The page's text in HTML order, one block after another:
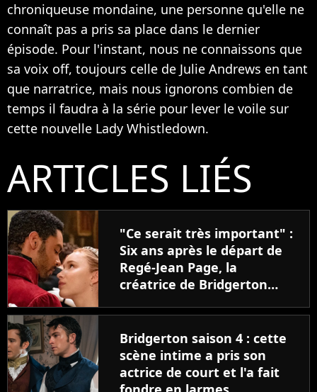
chroniqueuse mondaine, une personne qu'elle ne
connaît pas a pris sa place dans le dernier
épisode. Pour l'instant, nous ne connaissons que
sa voix off, toujours celle de Julie Andrews en tant
que narratrice, mais nous ignorons combien de
temps il faudra à la série pour lever le voile sur
cette nouvelle Lady Whistledown.
ARTICLES LIÉS
"Ce serait très important" :
Six ans après le départ de
Regé-Jean Page, la
créatrice de Bridgerton
Simon et Daphne dans la
suite
Bridgerton saison 4 : cette
scène intime a pris son
actrice de court et l'a fait